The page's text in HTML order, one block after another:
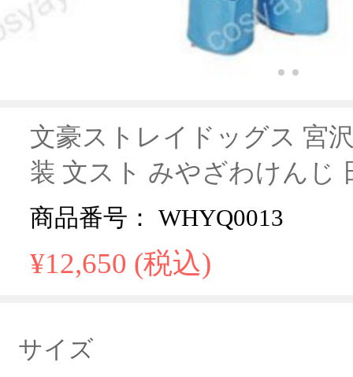
文豪ストレイドッグス 宮
装 文スト みやざわけんじ
商品番号： WHYQ0013
¥12,650 (税込)
サイズ